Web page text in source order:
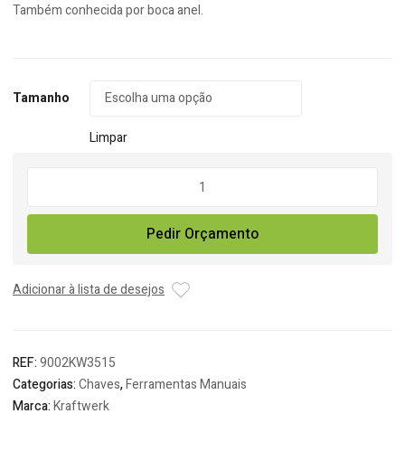
Também conhecida por boca anel.
Tamanho
Limpar
Chave
/
Cromada
Pedir Orçamento
Adicionar à lista de desejos
REF:9002KW3515
Categorias:Chaves,Ferramentas Manuais
Marca:Kraftwerk